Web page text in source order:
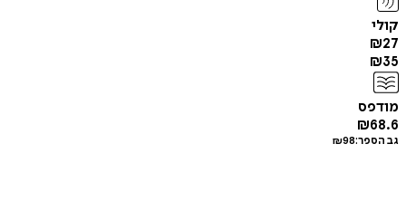
קולי
₪27
₪35
מודפס
₪68.6
גב הספר: ₪98